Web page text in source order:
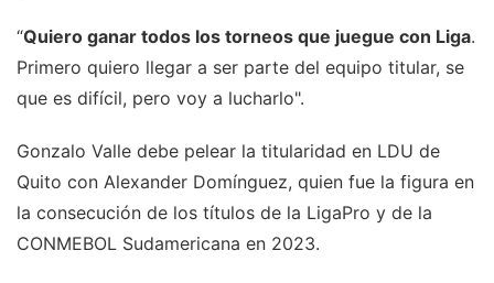
“Quiero ganar todos los torneos que juegue con Liga.
Primero quiero llegar a ser parte del equipo titular, se
que es difícil, pero voy a lucharlo".
Gonzalo Valle debe pelear la titularidad en LDU de
Quito con Alexander Domínguez, quien fue la figura en
la consecución de los títulos de la LigaPro y de la
CONMEBOL Sudamericana en 2023.